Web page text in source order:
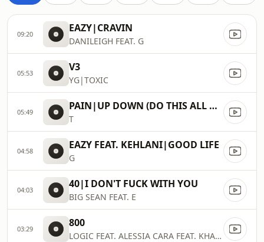
09:20 EAZY|CRAVIN
DANILEIGH FEAT. G
05:53 V3
YG|TOXIC
05:49 PAIN|UP DOWN (DO THIS ALL DAY)
T
04:58 EAZY FEAT. KEHLANI|GOOD LIFE
G
04:03 40|I DON'T FUCK WITH YOU
BIG SEAN FEAT. E
03:29 800
LOGIC FEAT. ALESSIA CARA FEAT. KHALID|1